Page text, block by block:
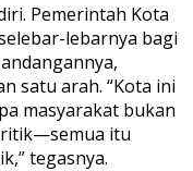
Pemerintah Kota
lebarnya bagi
satu arah. “Kota ini
masyarakat bukan
itu
tegasnya.